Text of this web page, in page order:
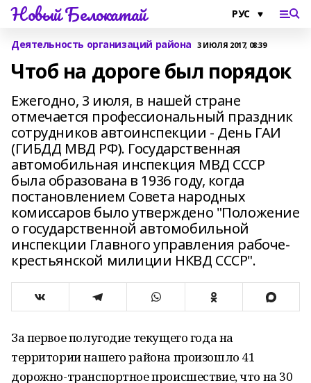
Новый Белокатай
Деятельность организаций района 3 ИЮЛЯ 2017, 08:39
Чтоб на дороге был порядок
Ежегодно, 3 июля, в нашей стране
отмечается профессиональный праздник
сотрудников автоинспекции - День ГАИ
(ГИБДД МВД РФ). Государственная
автомобильная инспекция МВД СССР
была образована в 1936 году, когда
постановлением Совета народных
комиссаров было утверждено "Положение
о государственной автомобильной
инспекции Главного управления рабоче-
крестьянской милиции НКВД СССР".
За первое полугодие текущего года на
территории нашего района произошло 41
дорожно-транспортное происшествие, что на 30